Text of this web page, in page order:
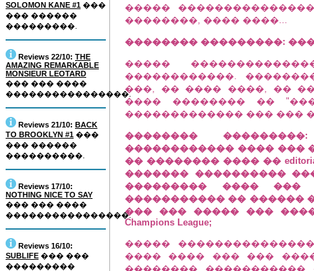
SOLOMON KANE #1 ���
��� ������
���������.
Reviews 22/10: THE
AMAZING REMARKABLE
MONSIEUR LEOTARD
��� ��� ����
����������������.
Reviews 21/10: BACK
TO BROOKLYN #1 ���
��� ������
����������.
Reviews 17/10:
NOTHING NICE TO SAY
��� ��� ����
����������������.
Reviews 16/10:
SUBLIFE ��� ���
���������
�����
��������, ���� ����...
�������� ���������:
�����
������������.
���, �� ���� ����, ��
���� �������� ��
������������� ��� ���
��������
������������ ���� ���
�� �������� ���� ��
������� ����������
��������� ����
����������� �� ������
��� ��� ����� ���
Champions League;
�����
���� ���� ��� ���
��������